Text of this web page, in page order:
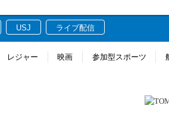
USJ ライブ配信
レジャー 映画 参加型スポーツ